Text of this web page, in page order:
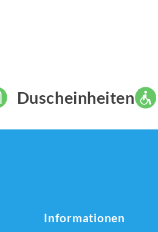
Duscheinheiten
Informationen